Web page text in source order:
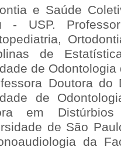
e Saúde
- USP.
de
de Odontologia
Doutora do
de
em
de São
da